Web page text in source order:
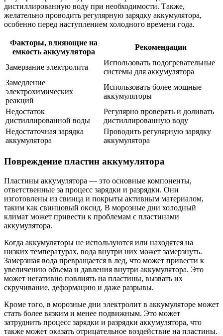
дистиллированную воду при необходимости. Также,
желательно проводить регулярную зарядку аккумулятора,
особенно перед наступлением холодного времени года.
Факторы, влияющие на
емкость аккумулятора
Рекомендации
Замерзание электролита
Использовать подогревательные
системы для аккумулятора
Замедление
электрохимических
реакций
Использовать более мощные
аккумуляторы
Недостаток
дистиллированной воды
Регулярно проверять и доливать
дистиллированную воду
Недостаточная зарядка
аккумулятора
Проводить регулярную зарядку
аккумулятора
Повреждение пластин аккумулятора
Пластины аккумулятора — это основные компоненты,
ответственные за процесс зарядки и разрядки. Они
изготовлены из свинца и покрыты активным материалом,
таким как свинцовый оксид. В морозные дни холодный
климат может привести к проблемам с пластинами
аккумулятора.
Когда аккумуляторы не используются или находятся на
низких температурах, вода внутри них может замерзнуть.
Замерзшая вода превращается в лед, что может привести к
увеличению объема и давления внутри аккумулятора. Это
может негативно повлиять на пластины, вызвать их
скручивание, деформацию и даже разрывы.
Кроме того, в морозные дни электролит в аккумуляторе может
стать более вязким и менее подвижным. Это может
затруднить процесс зарядки и разрядки аккумулятора, что
также может оказать отрицательное воздействие на пластины.